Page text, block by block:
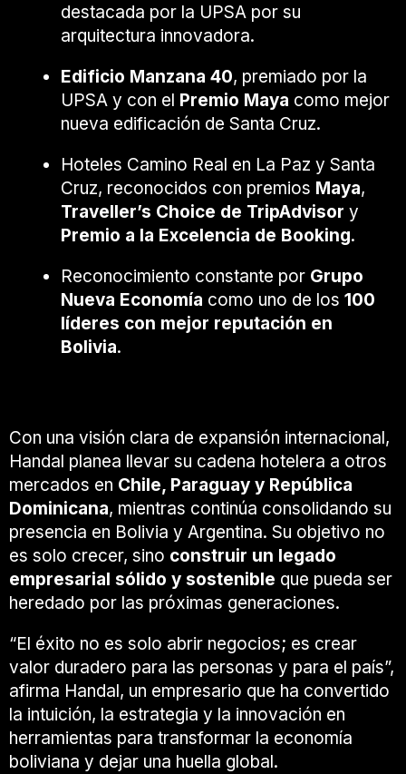
destacada por la UPSA por su
arquitectura innovadora.
Edificio Manzana 40, premiado por la
UPSA y con el Premio Maya como mejor
nueva edificación de Santa Cruz.
Hoteles Camino Real en La Paz y Santa
Cruz, reconocidos con premios Maya,
Traveller’s Choice de TripAdvisor y
Premio a la Excelencia de Booking.
Reconocimiento constante por Grupo
Nueva Economía como uno de los 100
líderes con mejor reputación en
Bolivia.
Con una visión clara de expansión internacional,
Handal planea llevar su cadena hotelera a otros
mercados en Chile, Paraguay y República
Dominicana, mientras continúa consolidando su
presencia en Bolivia y Argentina. Su objetivo no
es solo crecer, sino construir un legado
empresarial sólido y sostenible que pueda ser
heredado por las próximas generaciones.
“El éxito no es solo abrir negocios; es crear
valor duradero para las personas y para el país”,
afirma Handal, un empresario que ha convertido
la intuición, la estrategia y la innovación en
herramientas para transformar la economía
boliviana y dejar una huella global.